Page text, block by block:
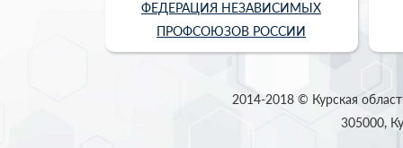
ФЕДЕРАЦИЯ НЕЗАВИСИМЫХ
ПРОФСОЮЗОВ РОССИИ
2014-2018 © Курская
305000,